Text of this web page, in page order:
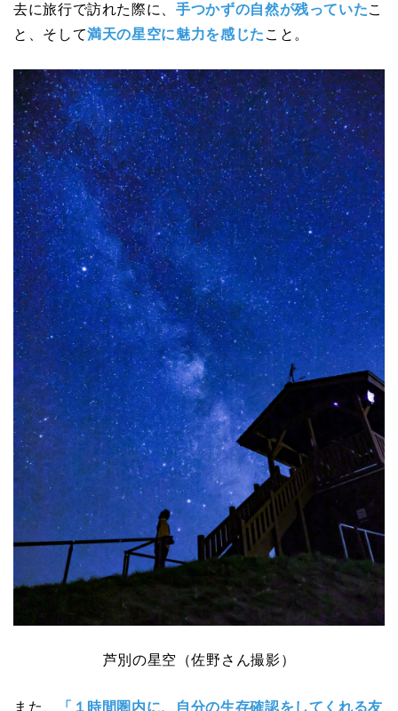
去に旅行で訪れた際に、手つかずの自然が残っていたこ
と、そして満天の星空に魅力を感じた こと。
芦別の星空（佐野さん撮影）
また、 「１時間圏内に、自分の生存確認をしてくれる友